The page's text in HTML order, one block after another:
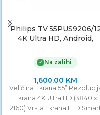
Philips TV 55PUS9206/12
4K Ultra HD, Android,
strane, Srebreni **MODEL
2021
✓ Na zalihi
1,600.00 KM
Veličina Ekrana 55”
Ekrana 4K Ultra HD (3840 x
2160) Vrsta Ekrana LED